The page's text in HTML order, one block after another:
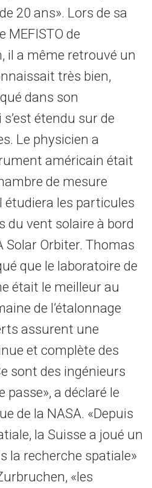
20 ans». Lors de sa
MEFISTO de
il a même retrouvé un
très bien,
dans son
étendu sur de
Le physicien a
américain était
de mesure
étudiera les particules
du vent solaire à bord
Solar Orbiter. Thomas
que le laboratoire de
était le meilleur au
de l’étalonnage
assurent une
et complète des
sont des ingénieurs
passe», a déclaré le
de la NASA. «Depuis
la Suisse a joué un
la recherche spatiale»
«les